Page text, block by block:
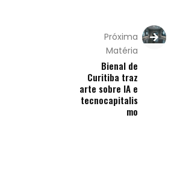
Próxima
Matéria
Bienal de
Curitiba traz
arte sobre IA e
tecnocapitalis
mo